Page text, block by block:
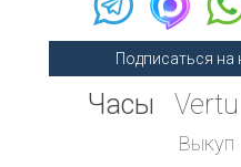
Подписаться на
Часы Vertu
Выкуп